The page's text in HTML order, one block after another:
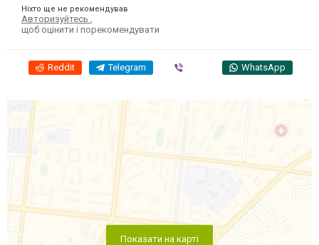
Ніхто ще не рекомендував
Авторизуйтесь
щоб оцінити і порекомендувати
Reddit Telegram WhatsApp
Показати на карті